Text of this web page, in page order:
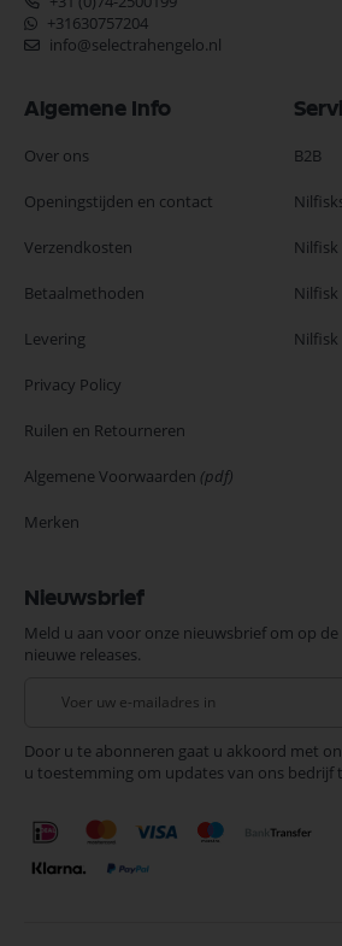
+31630757204
info@selectrahengelo.nl
Algemene Info
Over ons
Openingstijden en contact
Verzendkosten
Betaalmethoden
Levering
Privacy Policy
Ruilen en Retourneren
Algemene Voorwaarden (pdf)
Merken
B2B
Nilfisk
Nilfisk
Nieuwsbrief
Meld u aan voor onze nieuwsbrief om op
nieuwe releases.
onze
nieuwsbrief
Door u te abonneren gaat u akkoord met
u toestemming om updates van ons bedrijf